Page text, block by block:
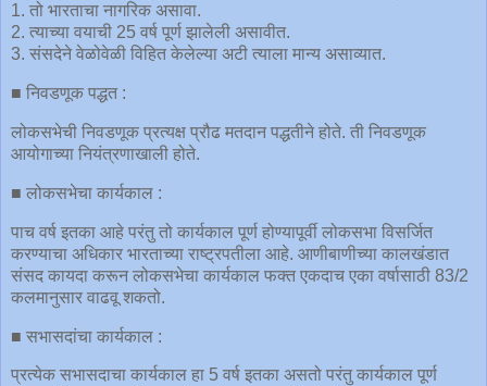
1. तो भारताचा नागरिक असावा.
2. त्याच्या वयाची 25 वर्ष पूर्ण झालेली असावीत.
3. संसदेने वेळोवेळी विहित केलेल्या अटी त्याला मान्य असाव्यात.
■ निवडणूक पद्धत :
लोकसभेची निवडणूक प्रत्यक्ष प्रौढ मतदान पद्धतीने होते. ती निवडणूक
आयोगाच्या नियंत्रणाखाली होते.
■ लोकसभेचा कार्यकाल :
पाच वर्ष इतका आहे परंतु तो कार्यकाल पूर्ण होण्यापूर्वी लोकसभा विसर्जित
करण्याचा अधिकार भारताच्या राष्ट्रपतीला आहे. आणीबाणीच्या कालखंडात
संसद कायदा करून लोकसभेचा कार्यकाल फक्त एकदाच एका वर्षासाठी 83/2
कलमानुसार वाढवू शकतो.
■ सभासदांचा कार्यकाल :
प्रत्येक सभासदाचा कार्यकाल हा 5 वर्ष इतका असतो परंतु कार्यकाल पूर्ण